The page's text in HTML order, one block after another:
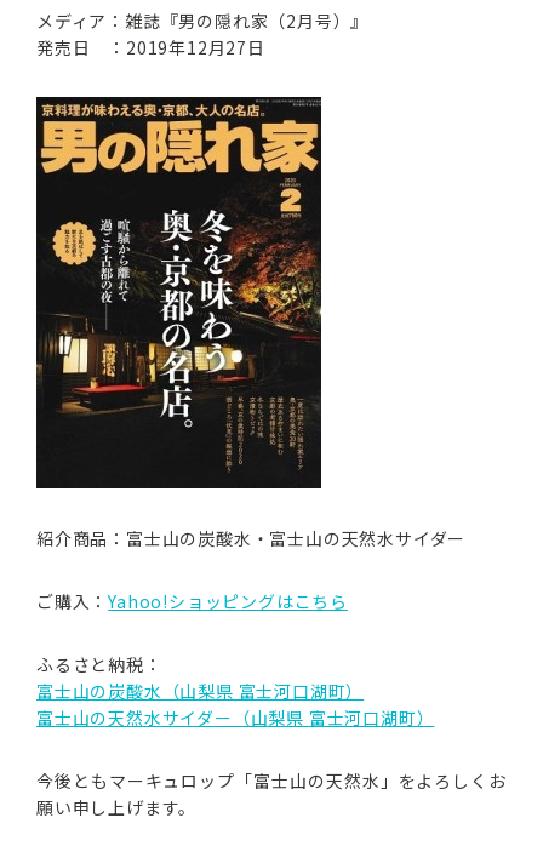
メディア：雑誌『男の隠れ家（2月号）』
発売日 ：2019年12月27日
紹介商品：富士山の炭酸水・富士山の天然水サイダー
ご購入：Yahoo!ショッピングはこちら
ふるさと納税：
富士山の炭酸水（山梨県 富士河口湖町）
富士山の天然水サイダー（山梨県 富士河口湖町）
今後ともマーキュロップ「富士山の天然水」をよろしくお
願い申し上げます。